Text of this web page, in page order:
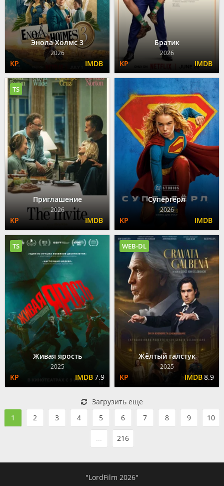
Энола Холмс 3
2026
Братик
2026
Приглашение
2026
TS
Супергёрл
2026
Живая ярость
2025
7.9
TS
Жёлтый галстук
2025
8.9
WEB-DL
Загрузить еще
1
2 3 4 5 6 7 8 9 10
... 216
"LordFilm 2026"